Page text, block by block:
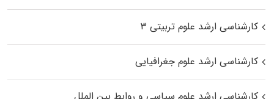
کارشناسی ارشد علوم تربیتی ۳
کارشناسی ارشد علوم جغرافیایی